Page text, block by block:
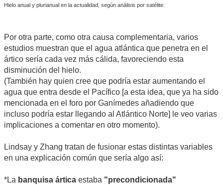
Hielo anual y plurianual en la actualidad, según análisis por satélite:
Por otra parte, como otra causa complementaria, varios
estudios muestran que el agua atlántica que penetra en el
ártico sería cada vez más cálida, favoreciendo esta
disminución del hielo.
(También hay quien cree que podría estar aumentando el
agua que entra desde el Pacífico [a esta idea, que ya ha sido
mencionada en el foro por Ganímedes añadiendo que
incluso podría estar llegando al Atlántico Norte] le veo varias
implicaciones a comentar en otro momento).
Lindsay y Zhang tratan de fusionar estas distintas variables
en una explicación común que sería algo así:
*La banquisa ártica estaba "precondicionada"